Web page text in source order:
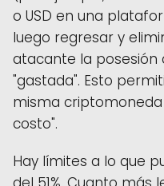
o USD en una
luego regresar y
atacante la
"gastada". Esto
misma criptomoneda
costo".
Hay límites a lo que